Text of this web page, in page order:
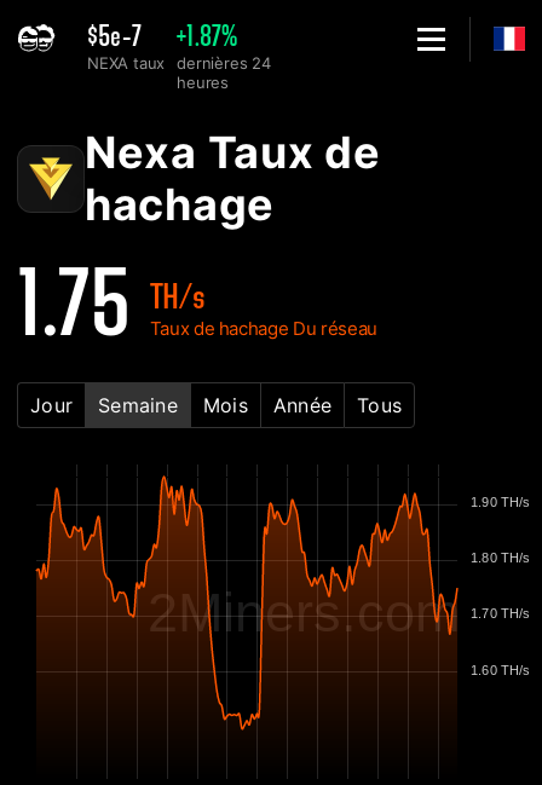
$5e-7
NEXA taux
+1.87%
dernières 24
heures
Nexa Taux de
hachage
1.75 TH/s
Taux de hachage Du réseau
Jour Semaine Mois Année Tous
2Miners.com
1.60 TH/s
1.70 TH/s
1.80 TH/s
1.90 TH/s